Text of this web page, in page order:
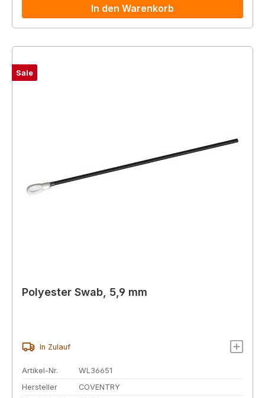
In den Warenkorb
Sale
Polyester Swab, 5,9 mm
In Zulauf
Artikel-Nr.
WL36651
Hersteller
COVENTRY